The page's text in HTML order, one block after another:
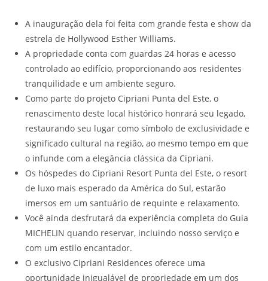
A inauguração dela foi feita com grande festa e show da
estrela de Hollywood Esther Williams.
A propriedade conta com guardas 24 horas e acesso
controlado ao edifício, proporcionando aos residentes
tranquilidade e um ambiente seguro.
Como parte do projeto Cipriani Punta del Este, o
renascimento deste local histórico honrará seu legado,
restaurando seu lugar como símbolo de exclusividade e
significado cultural na região, ao mesmo tempo em que
o infunde com a elegância clássica da Cipriani.
Os hóspedes do Cipriani Resort Punta del Este, o resort
de luxo mais esperado da América do Sul, estarão
imersos em um santuário de requinte e relaxamento.
Você ainda desfrutará da experiência completa do Guia
MICHELIN quando reservar, incluindo nosso serviço e
com um estilo encantador.
O exclusivo Cipriani Residences oferece uma
oportunidade inigualável de propriedade em um dos